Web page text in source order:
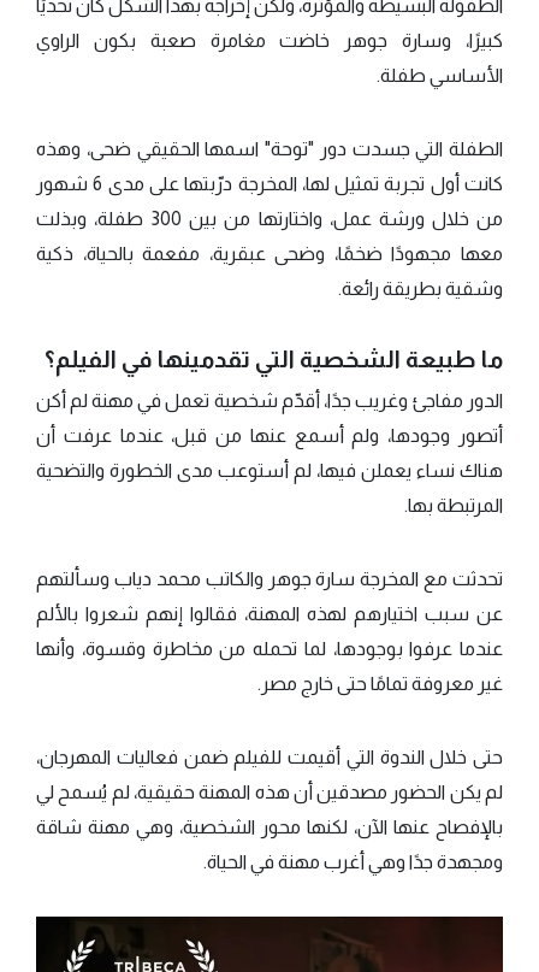
الطفولة البسيطة والمؤثرة، ولكن إخراجه بهذا الشكل كان تحديًا
كبيرًا، وسارة جوهر خاضت مغامرة صعبة بكون الراوي
الأساسي طفلة.
الطفلة التي جسدت دور "توحة" اسمها الحقيقي ضحى، وهذه
كانت أول تجربة تمثيل لها، المخرجة درّبتها على مدى 6 شهور
من خلال ورشة عمل، واختارتها من بين 300 طفلة، وبذلت
معها مجهودًا ضخمًا، وضحى عبقرية، مفعمة بالحياة، ذكية
وشقية بطريقة رائعة.
ما طبيعة الشخصية التي تقدمينها في الفيلم؟
الدور مفاجئ وغريب جدًا، أقدّم شخصية تعمل في مهنة لم أكن
أتصور وجودها، ولم أسمع عنها من قبل، عندما عرفت أن
هناك نساء يعملن فيها، لم أستوعب مدى الخطورة والتضحية
المرتبطة بها.
تحدثت مع المخرجة سارة جوهر والكاتب محمد دياب وسألتهم
عن سبب اختيارهم لهذه المهنة، فقالوا إنهم شعروا بالألم
عندما عرفوا بوجودها، لما تحمله من مخاطرة وقسوة، وأنها
غير معروفة تمامًا حتى خارج مصر.
حتى خلال الندوة التي أقيمت للفيلم ضمن فعاليات المهرجان،
لم يكن الحضور مصدقين أن هذه المهنة حقيقية، لم يُسمح لي
بالإفصاح عنها الآن، لكنها محور الشخصية، وهي مهنة شاقة
ومجهدة جدًا وهي أغرب مهنة في الحياة.